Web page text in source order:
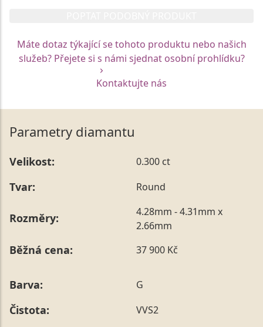
Máte dotaz týkající se tohoto produktu nebo našich
služeb? Přejete si s námi sjednat osobní prohlídku?
Kontaktujte nás
Parametry diamantu
Velikost: 0.300 ct
Tvar: Round
Rozměry:
4.28mm - 4.31mm x
2.66mm
Běžná cena: 37 900 Kč
Barva: G
Čistota: VVS2